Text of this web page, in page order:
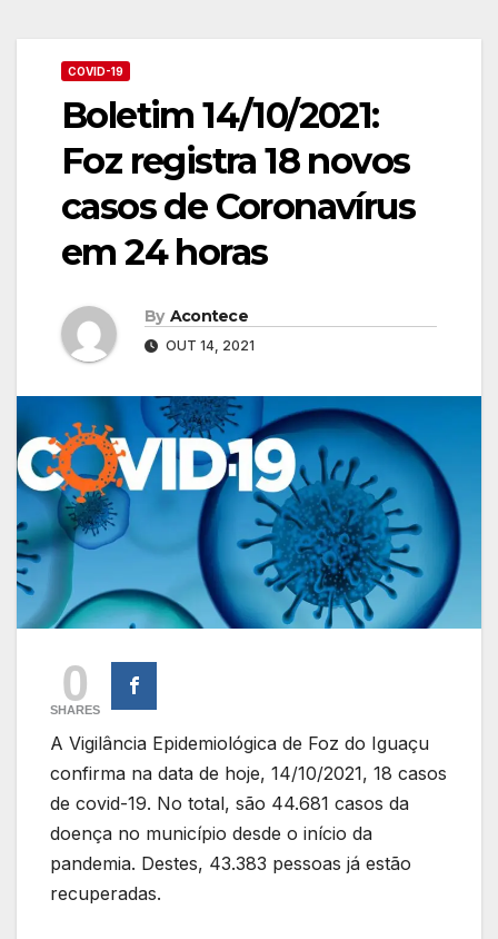
COVID-19
Boletim 14/10/2021:
Foz registra 18 novos
casos de Coronavírus
em 24 horas
By Acontece
OUT 14, 2021
0
SHARES
A Vigilância Epidemiológica de Foz do Iguaçu
confirma na data de hoje, 14/10/2021, 18 casos
de covid-19. No total, são 44.681 casos da
doença no município desde o início da
pandemia. Destes, 43.383 pessoas já estão
recuperadas.